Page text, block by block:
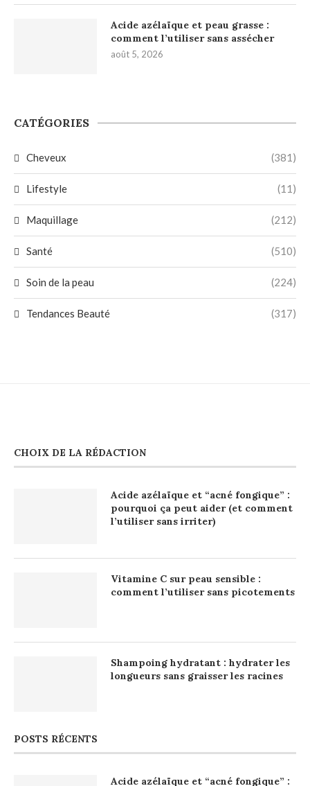
Acide azélaïque et peau grasse :
comment l’utiliser sans assécher
août 5, 2026
CATÉGORIES
Cheveux (381)
Lifestyle (11)
Maquillage (212)
Santé (510)
Soin de la peau (224)
Tendances Beauté (317)
CHOIX DE LA RÉDACTION
Acide azélaïque et “acné fongique” :
pourquoi ça peut aider (et comment
l’utiliser sans irriter)
Vitamine C sur peau sensible :
comment l’utiliser sans picotements
Shampoing hydratant : hydrater les
longueurs sans graisser les racines
POSTS RÉCENTS
Acide azélaïque et “acné fongique” :